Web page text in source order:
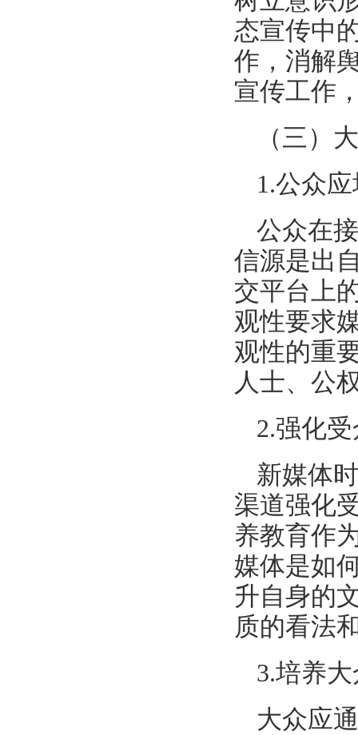
态宣传中
作，消解
宣传工作
（三）
1.公众
公众在
信源是出
交平台上
观性要求
观性的重
人士、公
2.强化
新媒体
渠道强化
养教育作
媒体是如
升自身的
质的看法
3.培养
大众应